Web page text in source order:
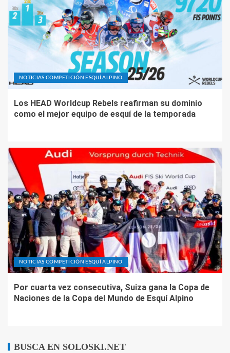
NOTICIAS COMPETICIÓN ESQUÍ ALPINO
Los HEAD Worldcup Rebels reafirman su dominio
como el mejor equipo de esquí de la temporada
NOTICIAS COMPETICIÓN ESQUÍ ALPINO
Por cuarta vez consecutiva, Suiza gana la Copa de
Naciones de la Copa del Mundo de Esquí Alpino
BUSCA EN SOLOSKI.NET